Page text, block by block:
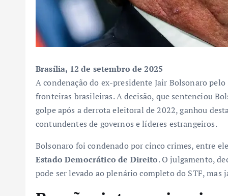
Brasília, 12 de setembro de 2025
A condenação do ex-presidente Jair Bolsonaro
fronteiras brasileiras. A decisão, que sentenciou
golpe após a derrota eleitoral de 2022, ganhou
contundentes de governos e líderes estrangeiros.
Bolsonaro foi condenado por cinco crimes, entre
Estado Democrático de Direito. O julgamento,
pode ser levado ao plenário completo do STF,